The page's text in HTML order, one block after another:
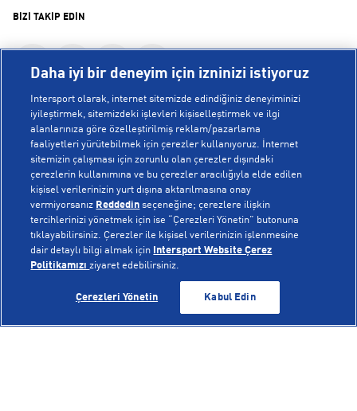
GELİNCE HABER VER
GELİNCE HABER VER
BİZİ TAKİP EDİN
KURUMSAL
Hakkımızda
Mağazalarımız
Bilgi Toplumu Hizmetleri
Gizlilik Politikası
İşlem Rehberi
Kampanyalar
YARDIM
Sipariş Takibi
İptal & İade
Sıkça Sorulan Sorular
Yetkili Servis Listesi
POPÜLER KOLEKSİYONLAR
Voleybol Milli Takım Formaları
New Balance 408
Daha iyi bir deneyim için izninizi istiyoruz
Intersport olarak, internet sitemizde edindiğiniz deneyiminizi
iyileştirmek, sitemizdeki işlevleri kişiselleştirmek ve ilgi
alanlarınıza göre özelleştirilmiş reklam/pazarlama
faaliyetleri yürütebilmek için çerezler kullanıyoruz. İnternet
sitemizin çalışması için zorunlu olan çerezler dışındaki
çerezlerin kullanımına ve bu çerezler aracılığıyla elde edilen
kişisel verilerinizin yurt dışına aktarılmasına onay
vermiyorsanız Reddedin seçeneğine; çerezlere ilişkin
tercihlerinizi yönetmek için ise “Çerezleri Yönetin” butonuna
tıklayabilirsiniz. Çerezler ile kişisel verilerinizin işlenmesine
dair detaylı bilgi almak için
Intersport Website Çerez
Politikamızıziyaret edebilirsiniz.
Çerezleri Yönetin Kabul Edin